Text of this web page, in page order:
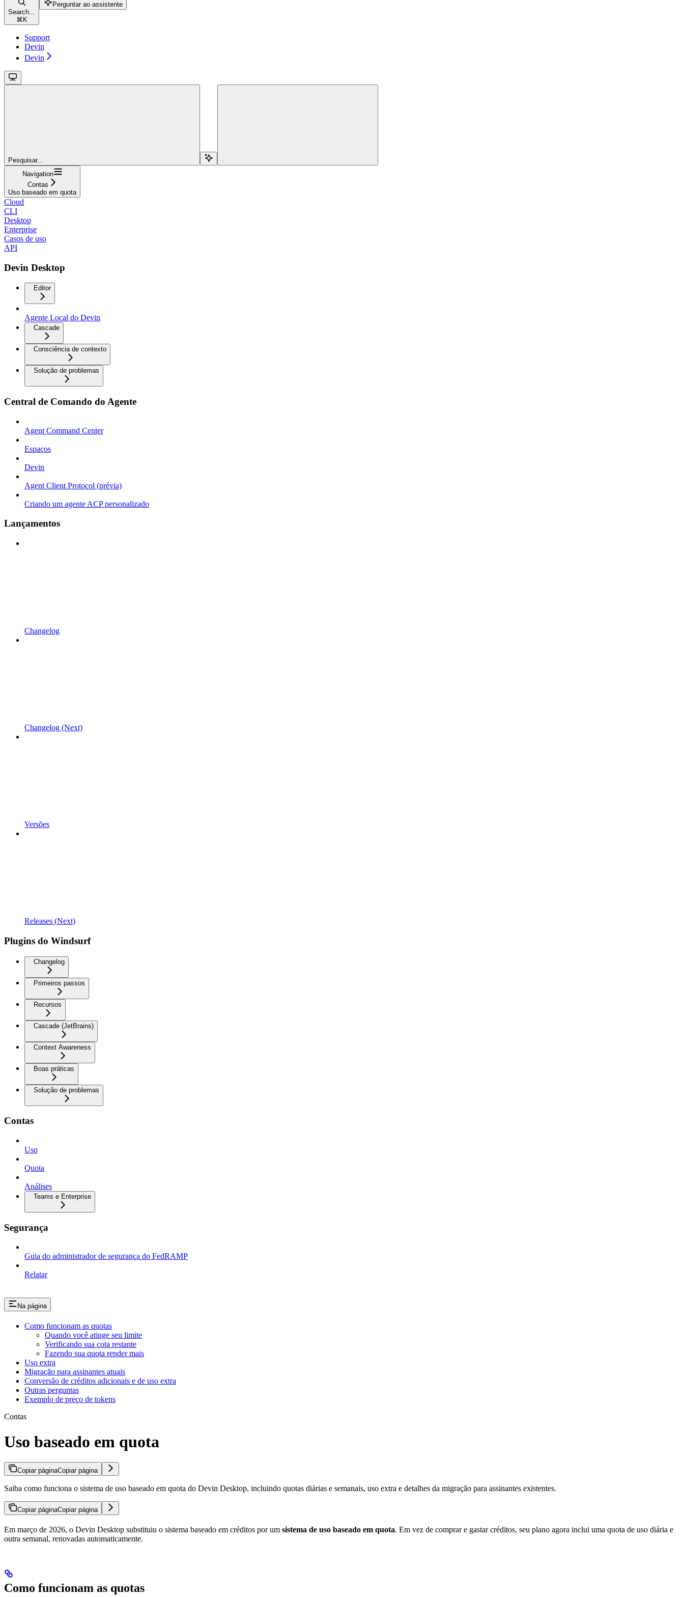
Search...
⌘ K
Perguntar ao assistente
Support
Devin
Devin
Pesquisar...
Navigation
Contas
Uso baseado em quota
Cloud
CLI
Desktop
Enterprise
Casos de uso
API
Devin Desktop
Editor
Agente Local do Devin
Cascade
Consciência de contexto
Solução de problemas
Central de Comando do Agente
Agent Command Center
Espaços
Devin
Agent Client Protocol (prévia)
Criando um agente ACP personalizado
Lançamentos
Changelog
Changelog (Next)
Versões
Releases (Next)
Plugins do Windsurf
Changelog
Primeiros passos
Recursos
Cascade (JetBrains)
Context Awareness
Boas práticas
Solução de problemas
Contas
Uso
Quota
Análises
Teams e Enterprise
Segurança
Guia do administrador de segurança do FedRAMP
Relatar
Na página
Como funcionam as quotas
Quando você atinge seu limite
Verificando sua cota restante
Fazendo sua quota render mais
Uso extra
Migração para assinantes atuais
Conversão de créditos adicionais e de uso extra
Outras perguntas
Exemplo de preço de tokens
Contas
Uso baseado em quota
Copiar páginaCopiar página
Saiba como funciona o sistema de uso baseado em quota do Devin Desktop, incluindo quotas diárias e semanais, uso extra e detalhes da migração para assinantes existentes.
Copiar páginaCopiar página
Em março de 2026, o Devin Desktop substituiu o sistema baseado em créditos por um sistema de uso baseado em quota. Em vez de comprar e gastar créditos, seu plano agora inclui uma quota de uso diária e
outra semanal, renovadas automaticamente.
Como funcionam as quotas